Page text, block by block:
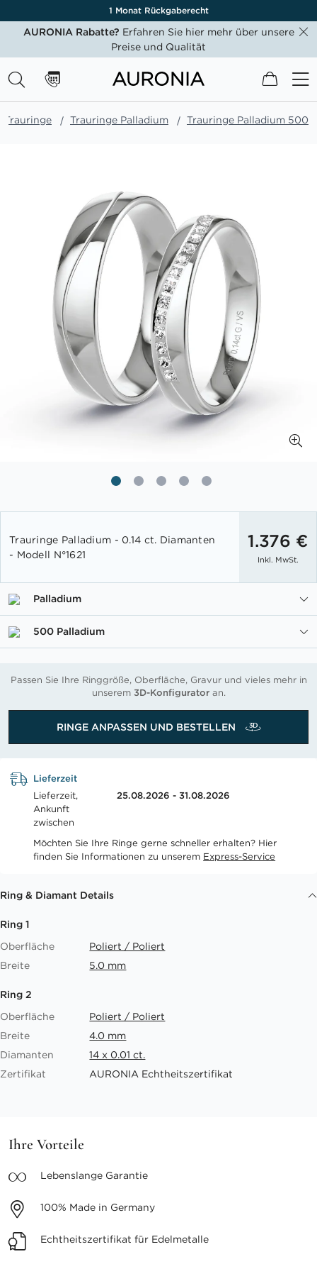
1 Monat Rückgaberecht
AURONIA Rabatte? Erfahren Sie hier mehr über unsere
Preise und Qualität
Mein
Trauringe Trauringe Palladium Trauringe Palladium 500
der
Bildgalerie
Trauringe Palladium - 0.14 ct. Diamanten
- Modell N°1621
1.376 €
Inkl. MwSt.
Palladium
500 Palladium
Passen Sie Ihre Ringgröße, Oberfläche, Gravur und vieles mehr in
unserem 3D-Konfiguratoran.
RINGE ANPASSEN UND BESTELLEN
Lieferzeit
Lieferzeit,
Ankunft
zwischen
25.08.2026 - 31.08.2026
Möchten Sie Ihre Ringe gerne schneller erhalten? Hier
finden Sie Informationen zu unserem Express-Service
Ring & Diamant Details
Ring 1
Oberfläche
Poliert / Poliert
Breite
5.0 mm
Ring 2
Oberfläche
Poliert / Poliert
Breite
4.0 mm
Diamanten
14 x 0.01 ct.
Zertifikat
AURONIA Echtheitszertifikat
Ihre Vorteile
Lebenslange Garantie
100% Made in Germany
Echtheitszertifikat für Edelmetalle